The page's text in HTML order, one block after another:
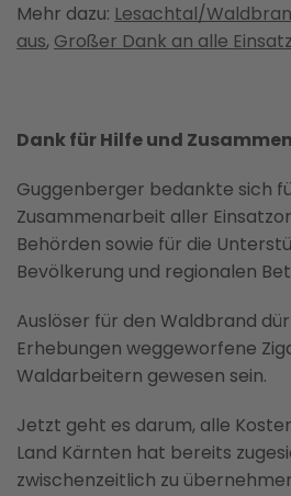
Mehr dazu: Lesachtal/
aus, Großer Dank an alle
Dank für Hilfe und
Guggenberger bedankte sich
Zusammenarbeit aller
Behörden sowie für die
Bevölkerung und regionalen
Auslöser für den Waldbrand
Erhebungen weggeworfene
Waldarbeitern gewesen sein.
Jetzt geht es darum, alle
Land Kärnten hat bereits
zwischenzeitlich zu